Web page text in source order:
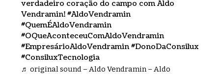
verdadeiro coração do campo com Aldo
Vendramin!#AldoVendramin
#QuemÉAldoVendramin
#OQueAconteceuComAldoVendramin
#EmpresárioAldoVendramin #DonoDaConsilux
#ConsiluxTecnologia
♬ original sound – Aldo Vendramin – Aldo